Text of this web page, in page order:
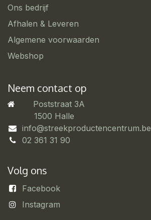
Ons bedrijf
Afhalen & Leveren
Algemene voorwaarden
Webshop
Neem contact op
Poststraat 3A
​1500 Halle
info@streekproductencentrum.be
02 361 31 90
Volg ons
Facebook
Instagram